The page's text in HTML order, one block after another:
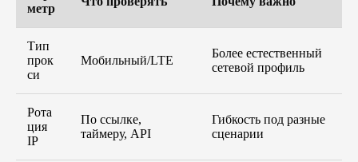
метр
Тип
прок
си
Мобильный/LTE
Более естественный
сетевой профиль
Рота
ция
IP
По ссылке,
таймеру, API
Гибкость под разные
сценарии
Похожие
Блог
ПЕРЕЙТИ В БЛОГ